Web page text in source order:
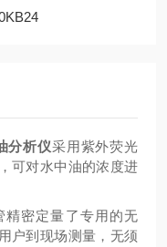
分析仪采用紫外荧光
可对水中油的浓度进
精密定量了专用的无
户到现场测量，无须